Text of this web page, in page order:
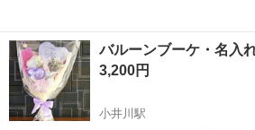
バルーンブーケ・名入
3,200円
小井川駅